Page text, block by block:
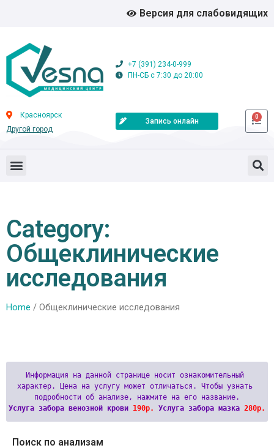
Версия для слабовидящих
+7 (391) 234-0-999
ПН-СБ с 7:30 до 20:00
Красноярск
Другой город
Запись онлайн
0
Category:
Общеклинические
исследования
Home / Общеклинические исследования
Информация на данной странице носит ознакомительный
характер. Цена на услугу может отличаться. Чтобы узнать
Услуга забора венозной крови 190р. Услуга забора мазка 280р.
Поиск по анализам